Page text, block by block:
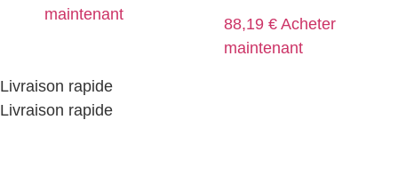
maintenant
88,19 € Acheter
maintenant
Livraison rapide
Livraison rapide